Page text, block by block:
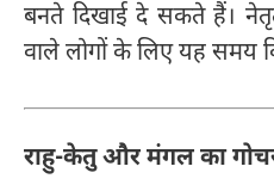
बनते दिखाई दे सकते हैं।
वाले लोगों के लिए यह समय
राहु-केतु और मंगल का गोचर